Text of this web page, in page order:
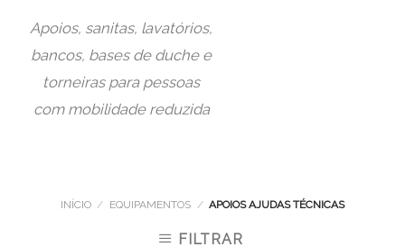
Apoios, sanitas, lavatórios,
bancos, bases de duche e
torneiras para pessoas
com mobilidade reduzida
INÍCIO / EQUIPAMENTOS / APOIOS AJUDAS TÉCNICAS
FILTRAR